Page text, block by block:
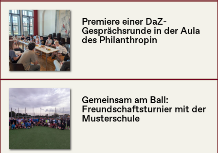
Premiere einer DaZ-
Gesprächsrunde in der Aula
des Philanthropin
Gemeinsam am Ball:
Freundschaftsturnier mit der
Musterschule